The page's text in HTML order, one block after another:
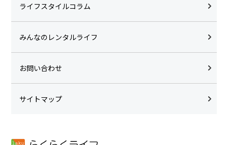
ライフスタイルコラム
みんなのレンタルライフ
お問い合わせ
サイトマップ